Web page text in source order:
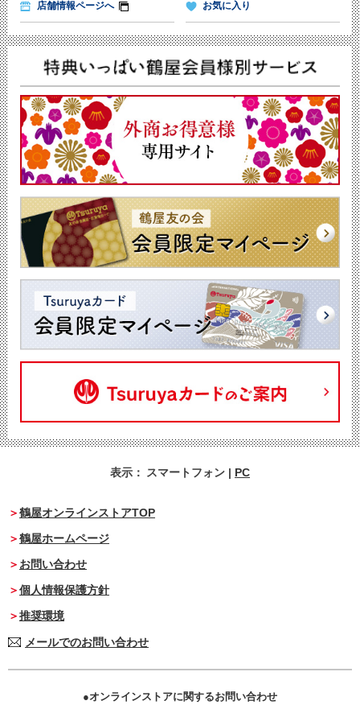
店舗情報ページへ お気に入り
表示： スマートフォン | PC
鶴屋オンラインストアTOP
鶴屋ホームページ
お問い合わせ
個人情報保護方針
推奨環境
メールでのお問い合わせ
オンラインストアに関するお問い合わせ